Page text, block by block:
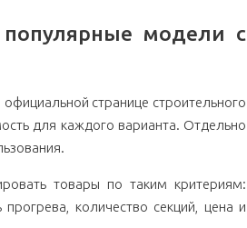
популярные модели с
странице строительного
для каждого варианта. Отдельно
товары по таким критериям:
количество секций, цена и